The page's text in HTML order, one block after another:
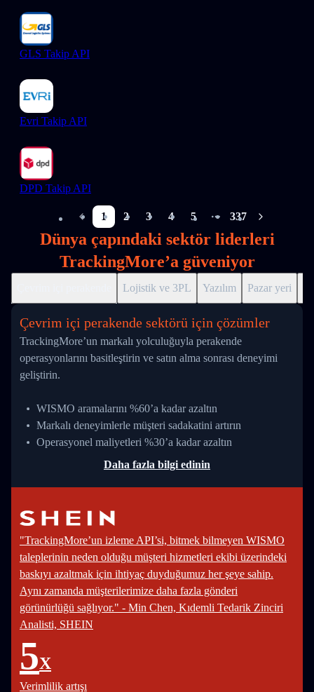
GLS Takip API
Evri Takip API
DPD Takip API
1 2 3 4 5
More pages
337
Dünya çapındaki sektör liderleri
TrackingMore’a güveniyor
Lojistik ve 3PL Yazılım Pazar yeri
Çevrim içi perakende sektörü için çözümler
TrackingMore’un markalı yolculuğuyla perakende
operasyonlarını basitleştirin ve satın alma sonrası deneyimi
geliştirin.
WISMO aramalarını %60’a kadar azaltın
Markalı deneyimlerle müşteri sadakatini artırın
Operasyonel maliyetleri %30’a kadar azaltın
Daha fazla bilgi edinin
"TrackingMore’un izleme API’si, bitmek bilmeyen WISMO
taleplerinin neden olduğu müşteri hizmetleri ekibi üzerindeki
baskıyı azaltmak için ihtiyaç duyduğumuz her şeye sahip.
Aynı zamanda müşterilerimize daha fazla gönderi
görünürlüğü sağlıyor." - Min Chen, Kıdemli Tedarik Zinciri
Analisti, SHEIN
5X
Verimlilik artışı